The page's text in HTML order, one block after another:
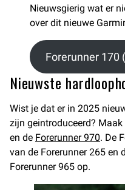
Nieuwsgierig wat er
over dit nieuwe
Forerunner 170
Nieuwste
Wist je dat er in 2025
zijn geintroduceerd?
en de Forerunner 970. De
van de Forerunner 265 en
Forerunner 965 op.